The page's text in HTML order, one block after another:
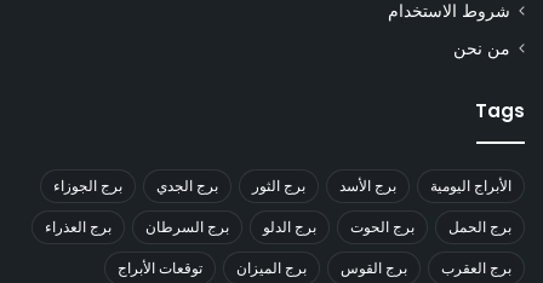
شروط الاستخدام
من نحن
Tags
الأبراج اليومية برج الأسد برج الثور برج الجدي برج الجوزاء
برج الحمل برج الحوت برج الدلو برج السرطان برج العذراء
برج العقرب برج القوس برج الميزان توقعات الأبراج